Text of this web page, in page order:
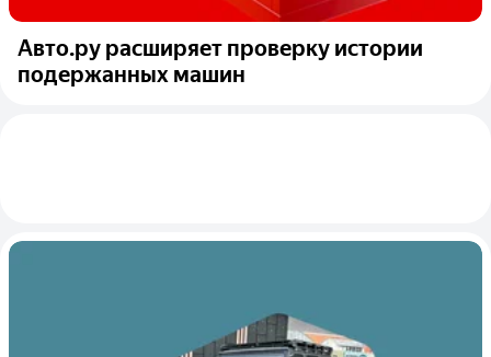
Авто.ру расширяет проверку истории
подержанных машин